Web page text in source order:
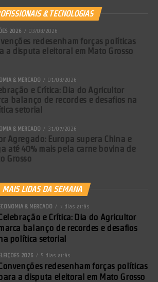
& TECNOLOGIAS
2026 03/08/2026
redesenham forças políticas
a disputa eleitoral em Mato Grosso
& MERCADO 01/08/2026
e Crítica: Dia do Agricultor
balanço de recordes e desafios na
setorial
& MERCADO 31/07/2026
Agregado: Europa supera China e
até 40% mais pela carne bovina de
Grosso
MAIS LIDAS DA SEMANA
& MERCADO 7 dias atrás
e Crítica: Dia do Agricultor
balanço de recordes e desafios
política setorial
2026 5 dias atrás
redesenham forças políticas
a disputa eleitoral em Mato Grosso